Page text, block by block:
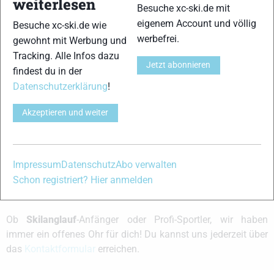
Grüße
Thomas
Diese Antwort wurde vor 4 Jahren, 5 Monaten von
News aus dem Skilanglauf, Biathlon und der Nordischen
Kombination, einer Loipendatenbank,
und allem was du sonst noch über deine Lieblingssportarten
Ob Skilanglauf-Anfänger oder Profi-Sportler, wir haben
immer ein offenes Ohr für dich! Du kannst uns jederzeit über
das
erreichen.
weiterlesen
Besuche xc-ski.de wie
gewohnt mit Werbung und
Tracking. Alle Infos dazu
findest du in der
Datenschutzerklärung!
Akzeptieren und weiter
Besuche xc-ski.de mit
eigenem Account und völlig
werbefrei.
Jetzt abonnieren
Impressum DatenschutzAbo verwalten
Schon registriert? Hier anmelden